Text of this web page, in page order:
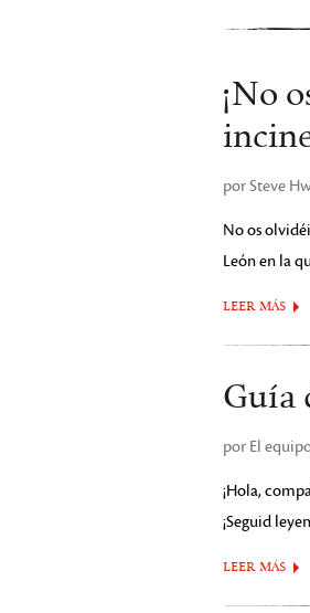
¡No
por Steve
No os
León en la
LEER MÁS
Guía
por El
¡Hola,
¡Seguid
LEER MÁS